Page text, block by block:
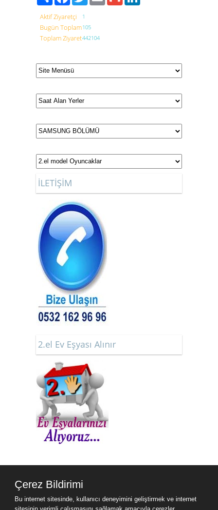
Aktif Ziyaretçi 1
Bugün Toplam105
Toplam Ziyaret442104
İLETİŞİM
2.el Ev Eşyası Alınır
Çerez Bildirimi
Bu internet sitesinde, kullanıcı deneyimini geliştirmek ve internet